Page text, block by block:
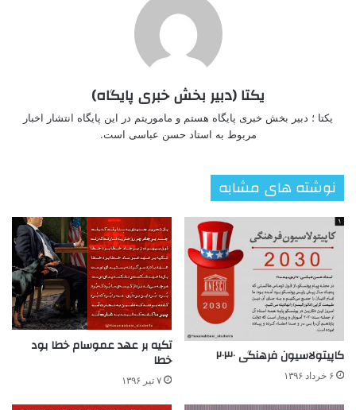
یکتا (دبیر بخش خبری پایگاه)
یکتا ؛ دبیر بخش خبری پایگاه هستم و ماموریتم در این پایگاه انتشار اخبار
مربوط به استاد حسن عباسی است.
نوشته های مشابه
کاپیتولاسیون فرهنگی ۲۰۳۰
۶ خرداد ۱۳۹۶
تکیه بر عهد عموسام خطا بود
خطا
۷ تیر ۱۳۹۶